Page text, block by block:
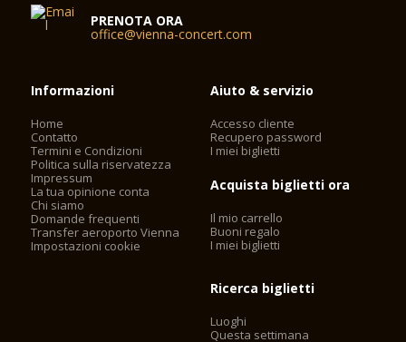
PRENOTA ORA
office@vienna-concert.com
Informazioni
Home
Contatto
Termini e Condizioni
Politica sulla riservatezza
Impressum
La tua opinione conta
Chi siamo
Domande frequenti
Transfer aeroporto Vienna
Impostazioni cookie
Aiuto & servizio
Accesso cliente
Recupero password
I miei biglietti
Acquista biglietti ora
Il mio carrello
Buoni regalo
I miei biglietti
Ricerca biglietti
Luoghi
Questa settimana